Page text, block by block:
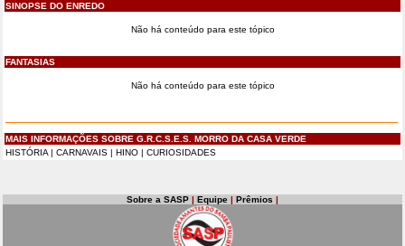
SINOPSE DO ENREDO
Não há conteúdo para este tópico
FANTASIAS
Não há conteúdo para este tópico
MAIS INFORMAÇÕES SOBRE G.R.C.S.E.S. MORRO DA CASA VERDE
HISTÓRIA | CARNAVAIS | HINO | CURIOSIDADES
Sobre a SASP | Equipe | Prêmios |